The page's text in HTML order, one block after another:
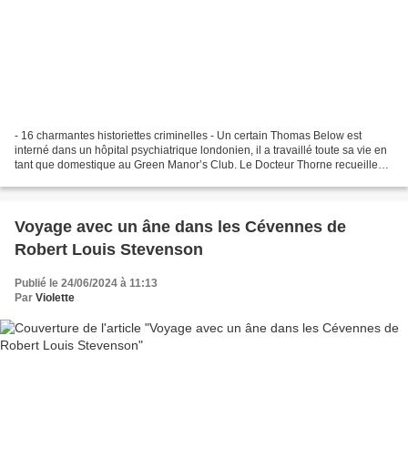
- 16 charmantes historiettes criminelles - Un certain Thomas Below est
interné dans un hôpital psychiatrique londonien, il a travaillé toute sa vie en
tant que domestique au Green Manor’s Club. Le Docteur Thorne recueille
Voyage avec un âne dans les Cévennes de
Robert Louis Stevenson
Publié le 24/06/2024 à 11:13
Par Violette